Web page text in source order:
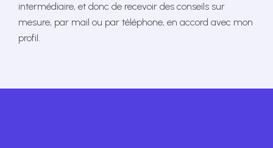
intermédiaire, et donc de recevoir des conseils sur
mesure, par mail ou par téléphone, en accord avec mon
profil.